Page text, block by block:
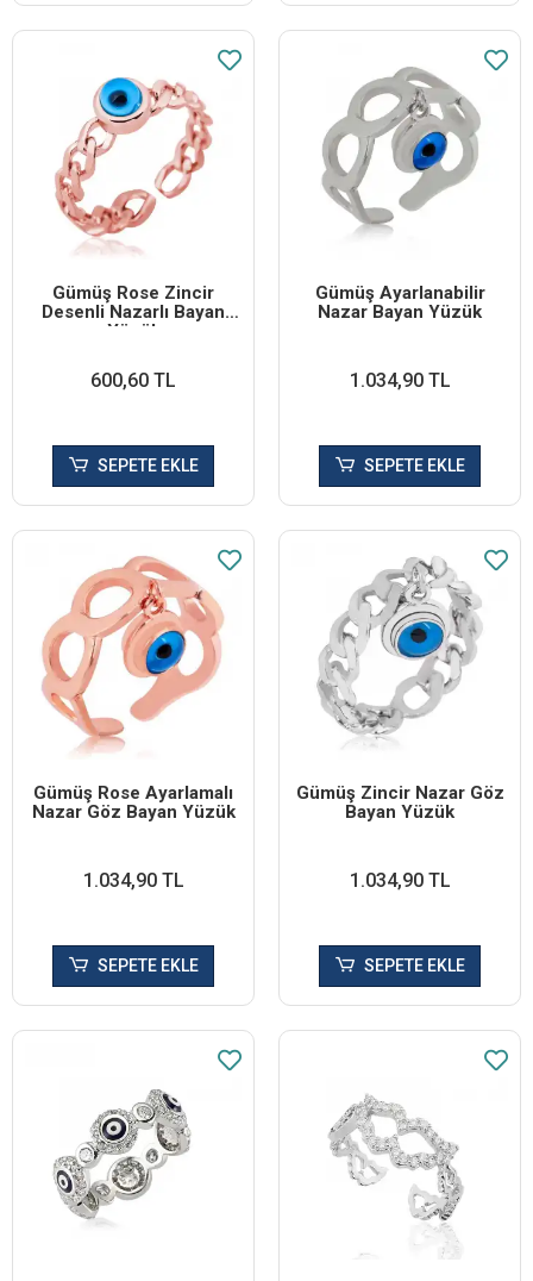
Gümüş Rose Zincir
Desenli Nazarlı Bayan
Yüzük
600,60 TL
SEPETE EKLE
Gümüş Ayarlanabilir
Nazar Bayan Yüzük
1.034,90 TL
SEPETE EKLE
Gümüş Rose Ayarlamalı
Nazar Göz Bayan Yüzük
1.034,90 TL
SEPETE EKLE
Gümüş Zincir Nazar Göz
Bayan Yüzük
1.034,90 TL
SEPETE EKLE